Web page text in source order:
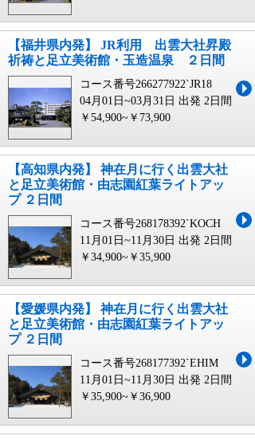
【福井県内発】 JR利用 出雲大社昇殿
祈祷と足立美術館・玉造温泉 ２日間
コース番号266277922`JR18
04月01日~03月31日 出発 2日間
￥54,900~￥73,900
【高知県内発】 神在月に行く出雲大社
と足立美術館・由志園紅葉ライトアッ
プ ２日間
コース番号268178392`KOCH
11月01日~11月30日 出発 2日間
￥34,900~￥35,900
【愛媛県内発】 神在月に行く出雲大社
と足立美術館・由志園紅葉ライトアッ
プ ２日間
コース番号268177392`EHIM
11月01日~11月30日 出発 2日間
￥35,900~￥36,900